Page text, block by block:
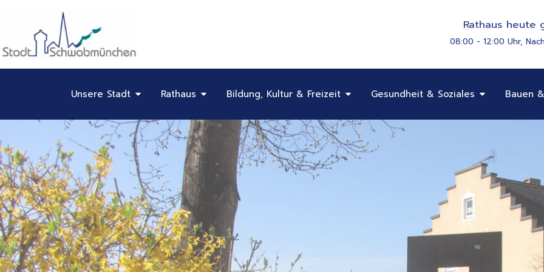
springen
Rathaus heute
08:00 - 12:00 Uhr,
Unsere Stadt Öffne Unsere Stadt
Rathaus Öffne Rathaus
Bildung, Kultur & Freizeit Öffne Bildung, Kultur & Freizeit
Gesundheit & Soziales Öffne Bauen